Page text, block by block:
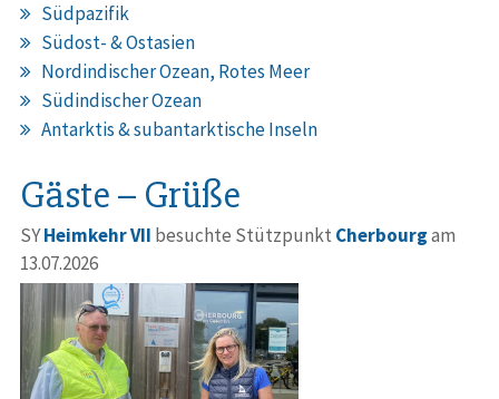
Südpazifik
Südost- & Ostasien
Nordindischer Ozean, Rotes Meer
Südindischer Ozean
Antarktis & subantarktische Inseln
Gäste – Grüße
SYHeimkehr VII besuchte Stützpunkt Cherbourgam
13.07.2026